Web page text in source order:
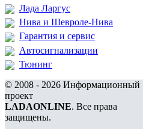
Лада Ларгус
Нива и Шевроле-Нива
Гарантия и сервис
Автосигнализации
Тюнинг
© 2008 - 2026 Информационный
проект
LADAONLINE. Все права
защищены.